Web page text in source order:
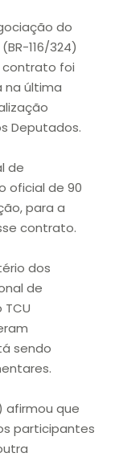
do
116/324)
foi
na última
Deputados.
de
oficial de 90
para a
contrato.
dos
de
sendo
afirmou que
participantes